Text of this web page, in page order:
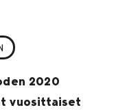
2020
vuosittaiset